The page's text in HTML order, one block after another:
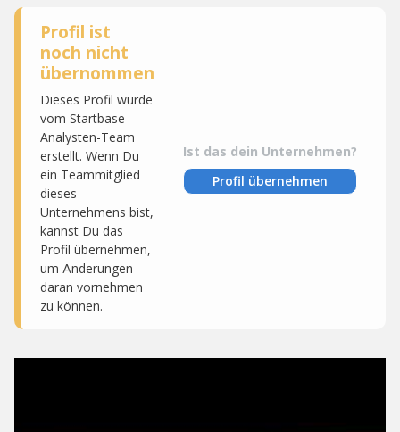
Profil ist
noch nicht
übernommen
Dieses Profil wurde
vom Startbase
Analysten-Team
erstellt. Wenn Du
ein Teammitglied
dieses
Unternehmens bist,
kannst Du das
Profil übernehmen,
um Änderungen
daran vornehmen
zu können.
Ist das dein Unternehmen?
Profil übernehmen